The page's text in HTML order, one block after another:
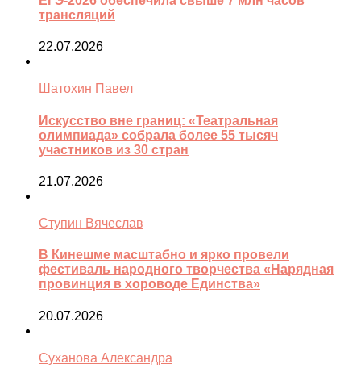
трансляций
22.07.2026
Шатохин Павел
Искусство вне границ: «Театральная
олимпиада» собрала более 55 тысяч
участников из 30 стран
21.07.2026
Ступин Вячеслав
В Кинешме масштабно и ярко провели
фестиваль народного творчества «Нарядная
провинция в хороводе Единства»
20.07.2026
Суханова Александра